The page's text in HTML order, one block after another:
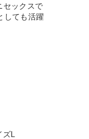
セックスで
しても活躍
ズL